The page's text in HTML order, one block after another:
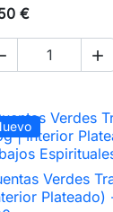
€

 Vista
Verdes
Plateado)